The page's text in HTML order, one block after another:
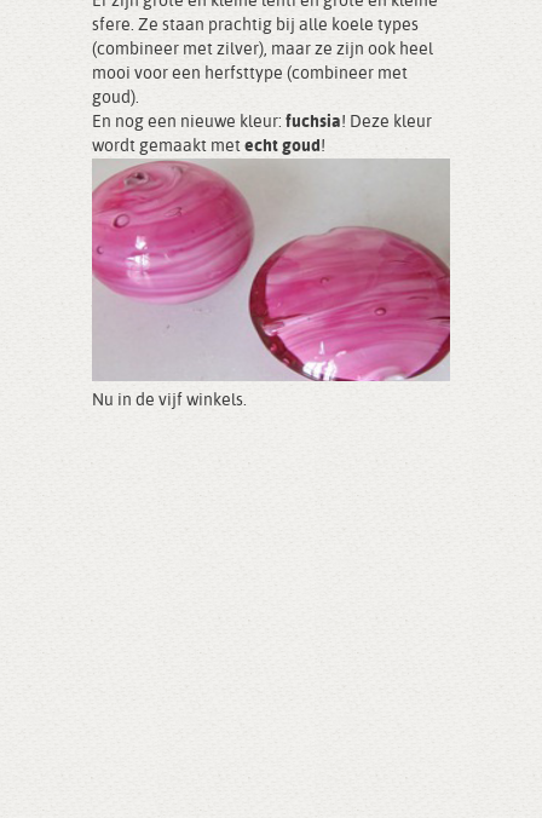
sfere. Ze staan prachtig bij alle koele types
(combineer met zilver), maar ze zijn ook heel
mooi voor een herfsttype (combineer met
goud).
En nog een nieuwe kleur: fuchsia! Deze kleur
wordt gemaakt met echt goud!
Nu in de vijf winkels.